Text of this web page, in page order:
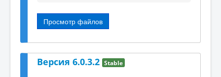
Просмотр файлов
Версия 6.0.3.2 Stable